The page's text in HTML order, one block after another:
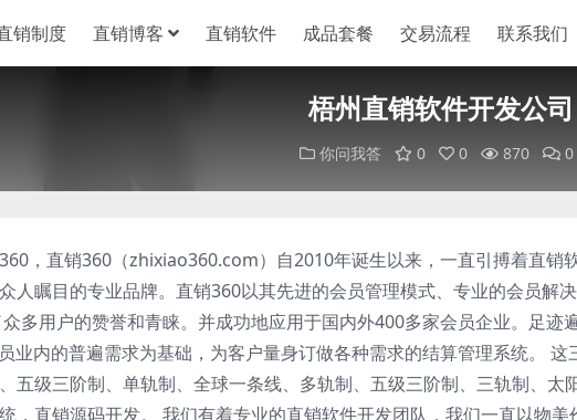
销制度 直销博客 直销软件 成品套餐 交易流程 联系我们
梧州直销软件开发公司
你问我答 0 0 870 0
，直销360（zhixiao360.com）自2010年诞生以来，一直引搏着直销
人瞩目的专业品牌。直销360以其先进的会员管理模式、专业的会员解
多用户的赞誉和青睐。并成功地应用于国内外400多家会员企业。足迹
业内的普遍需求为基础，为客户量身订做各种需求的结算管理系统。 这
五级三阶制、单轨制、全球一条线、多轨制、五级三阶制、三轨制、太
，直销源码开发。 我们有着专业的直销软件开发团队，我们一直以物